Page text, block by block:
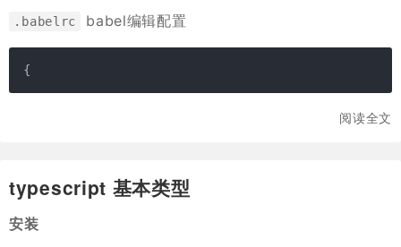
.babelrc babel编辑配置
{
阅读全文
typescript 基本类型
安装